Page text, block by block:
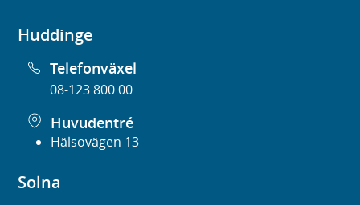
Huddinge
Telefonväxel
08-123 800 00
Huvudentré
Hälsovägen 13
Solna